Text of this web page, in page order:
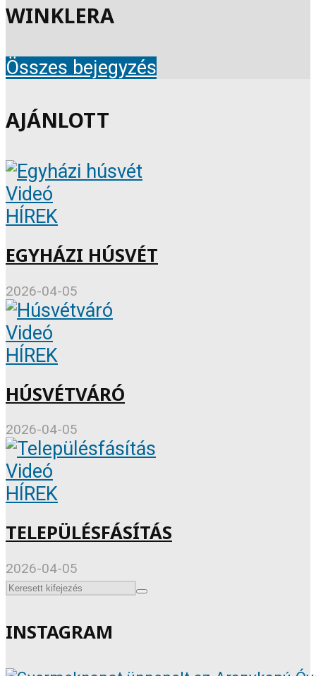
WINKLERA
Összes bejegyzés
AJÁNLOTT
Videó
HÍREK
EGYHÁZI HÚSVÉT
2026-04-05
Videó
HÍREK
HÚSVÉTVÁRÓ
2026-04-05
Videó
HÍREK
TELEPÜLÉSFÁSÍTÁS
2026-04-05
INSTAGRAM